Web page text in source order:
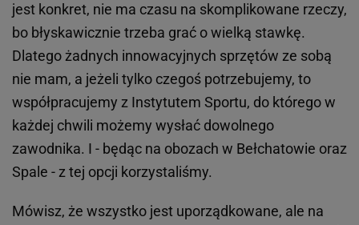
jest konkret, nie ma czasu na skomplikowane rzeczy,
bo błyskawicznie trzeba grać o wielką stawkę.
Dlatego żadnych innowacyjnych sprzętów ze sobą
nie mam, a jeżeli tylko czegoś potrzebujemy, to
współpracujemy z Instytutem Sportu, do którego w
każdej chwili możemy wysłać dowolnego
zawodnika. I - będąc na obozach w Bełchatowie oraz
Spale - z tej opcji korzystaliśmy.
Mówisz, że wszystko jest uporządkowane, ale na